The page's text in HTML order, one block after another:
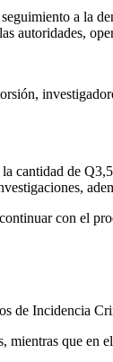
a la
autoridades,
cantidad de
con el
de Incidencia
que en